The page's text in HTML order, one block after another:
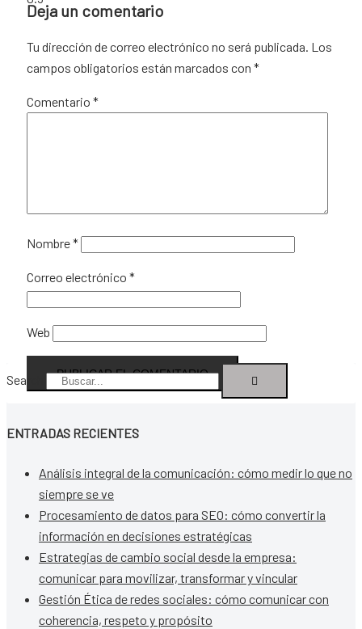
Deja un comentario
Tu dirección de correo electrónico no será publicada. Los
campos obligatorios están marcados con *
Comentario *
Nombre*
Correo electrónico *
Web
Search
ENTRADAS RECIENTES
Análisis integral de la comunicación: cómo medir lo que no
siempre se ve
Procesamiento de datos para SEO: cómo convertir la
información en decisiones estratégicas
Estrategias de cambio social desde la empresa:
comunicar para movilizar, transformar y vincular
Gestión Ética de redes sociales: cómo comunicar con
coherencia, respeto y propósito